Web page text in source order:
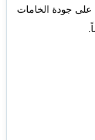
جودة الخامات